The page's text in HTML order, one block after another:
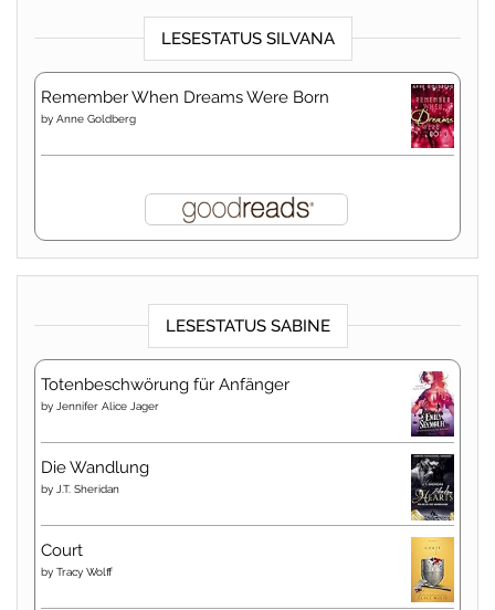
LESESTATUS SILVANA
Remember When Dreams Were Born
by Anne Goldberg
LESESTATUS SABINE
Totenbeschwörung für Anfänger
by Jennifer Alice Jager
Die Wandlung
by J.T. Sheridan
Court
by Tracy Wolff